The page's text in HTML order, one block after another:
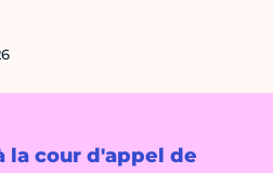
la cour d'appel de